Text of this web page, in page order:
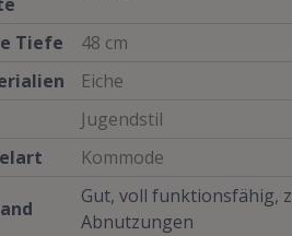
Tiefe
48 cm
Eiche
Jugendstil
Kommode
Gut, voll funktionsfähig,
Abnutzungen